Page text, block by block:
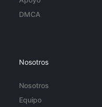
DMCA
Nosotros
Nosotros
Equipo